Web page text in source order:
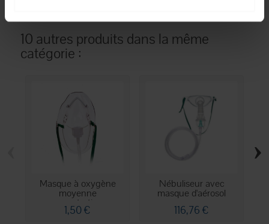
10 autres produits dans la même
catégorie :
Masque à oxygène
moyenne
concentration...
1,50 €
Nébuliseur avec
masque d'aérosol
116,76 €
›